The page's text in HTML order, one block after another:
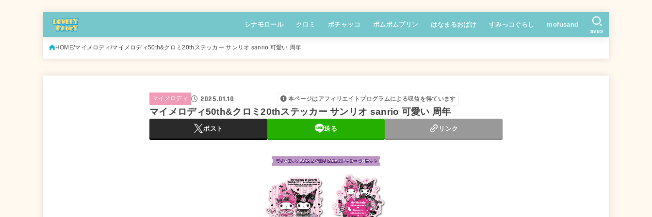
シナモロール クロミ ポチャッコ ポムポムプリン はなまるおばけ すみっコぐらし mofusand
SEARCH
HOME マイメロディ マイメロディ50th&クロミ20thステッカー サンリオ sanrio 可愛い 周年
マイメロディ 2025.01.10 本ページはアフィリエイトプログラムによる収益を得ています
マイメロディ50th&クロミ20thステッカー サンリオ sanrio 可愛い 周年
ポスト 送る リンク